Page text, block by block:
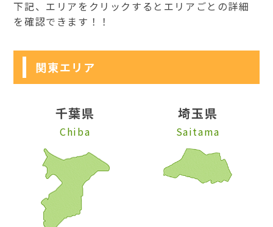
下記、エリアをクリックするとエリアごとの詳細
を確認できます！！
関東エリア
千葉県
Chiba
埼玉県
Saitama